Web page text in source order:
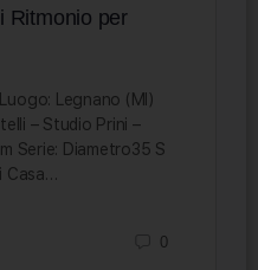
Ritmonio per
Legnano (MI)
– Studio Prini –
Serie: Diametro35 S
Casa…
0